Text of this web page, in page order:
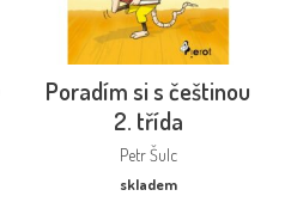
Poradím si s češtinou
2. třída
Petr Šulc
skladem